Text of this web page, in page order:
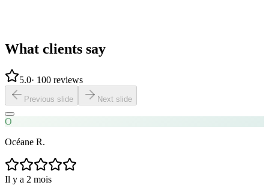
What clients say
5.0· 100 reviews
Previous slide Next slide
O
Océane R.
Il y a 2 mois